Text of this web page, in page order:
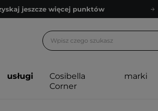
jeszcze więcej punktów
konsultacje kosmetologiczne
jeszcze więcej punktów
usługi
Cosibella
Corner
marki